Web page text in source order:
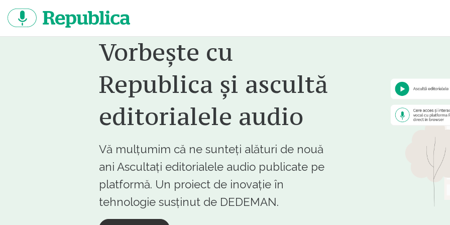
continut
Vorbește cu
Republica și ascultă
editorialele audio
Vă mulțumim că ne sunteți alături de nouă
ani Ascultați editorialele audio publicate pe
platformă. Un proiect de inovație în
tehnologie susținut de DEDEMAN.